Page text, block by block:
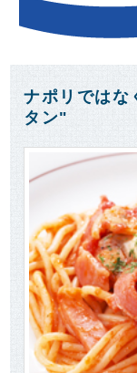
ん、実はこの
ます。
ナポリではな
タン"